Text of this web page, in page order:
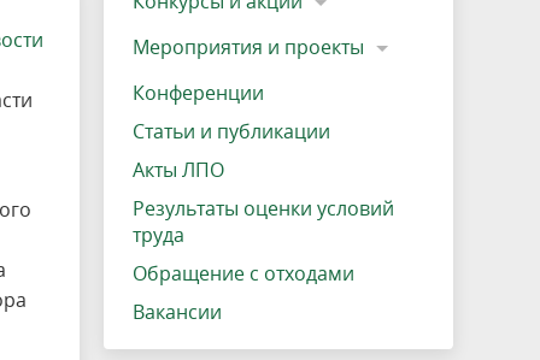
Мероприятия и проекты
Конференции
Статьи и публикации
Акты ЛПО
Результаты оценки условий
труда
Обращение с отходами
Вакансии